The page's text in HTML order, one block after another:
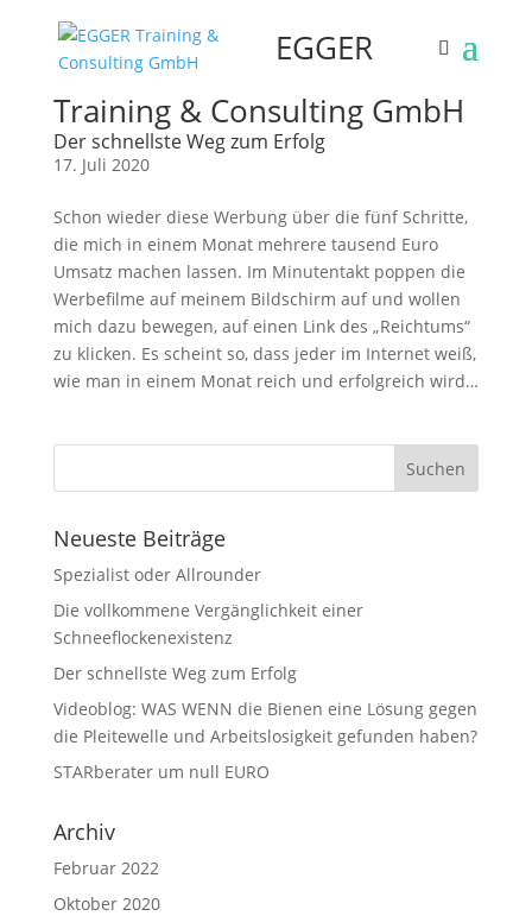
EGGER
Training & Consulting GmbH
Der schnellste Weg zum Erfolg
17. Juli 2020
Schon wieder diese Werbung über die fünf Schritte,
die mich in einem Monat mehrere tausend Euro
Umsatz machen lassen. Im Minutentakt poppen die
Werbefilme auf meinem Bildschirm auf und wollen
mich dazu bewegen, auf einen Link des „Reichtums“
zu klicken. Es scheint so, dass jeder im Internet weiß,
wie man in einem Monat reich und erfolgreich wird…
Neueste Beiträge
Spezialist oder Allrounder
Die vollkommene Vergänglichkeit einer
Schneeflockenexistenz
Der schnellste Weg zum Erfolg
Videoblog: WAS WENN die Bienen eine Lösung gegen
die Pleitewelle und Arbeitslosigkeit gefunden haben?
STARberater um null EURO
Archiv
Februar 2022
Oktober 2020